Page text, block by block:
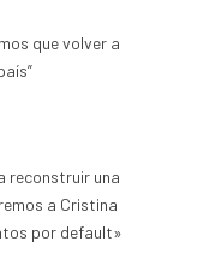
que volver a
reconstruir una
a Cristina
por default»